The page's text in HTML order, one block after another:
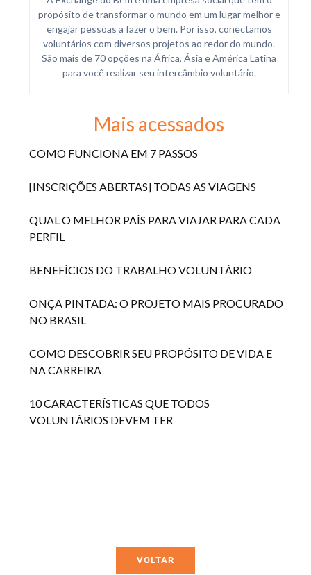
propósito de transformar o mundo em um lugar melhor e
engajar pessoas a fazer o bem. Por isso, conectamos
voluntários com diversos projetos ao redor do mundo.
São mais de 70 opções na África, Ásia e América Latina
para você realizar seu intercâmbio voluntário.
Mais acessados
COMO FUNCIONA EM 7 PASSOS
[INSCRIÇÕES ABERTAS] TODAS AS VIAGENS
QUAL O MELHOR PAÍS PARA VIAJAR PARA CADA
PERFIL
BENEFÍCIOS DO TRABALHO VOLUNTÁRIO
ONÇA PINTADA: O PROJETO MAIS PROCURADO
NO BRASIL
COMO DESCOBRIR SEU PROPÓSITO DE VIDA E
NA CARREIRA
10 CARACTERÍSTICAS QUE TODOS
VOLUNTÁRIOS DEVEM TER
VOLTAR